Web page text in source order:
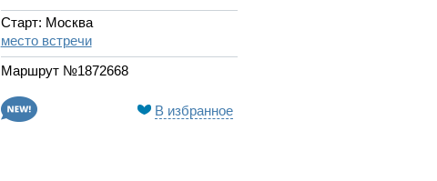
Старт: Москва
место встречи
Маршрут №1872668
В избранное